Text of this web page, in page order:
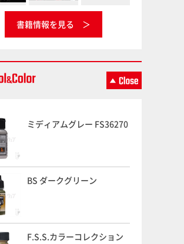
書籍情報を見る
ミディアムグレー FS36270
BS ダークグリーン
F.S.S.カラーコレクション